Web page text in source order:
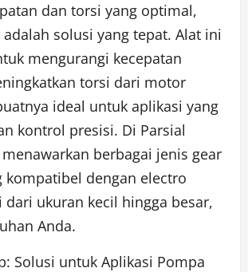
dan torsi yang optimal,
solusi yang tepat. Alat ini
mengurangi kecepatan
torsi dari motor
ideal untuk aplikasi yang
kontrol presisi. Di Parsial
berbagai jenis gear
kompatibel dengan electro
ukuran kecil hingga besar,
Anda.
Solusi untuk Aplikasi Pompa